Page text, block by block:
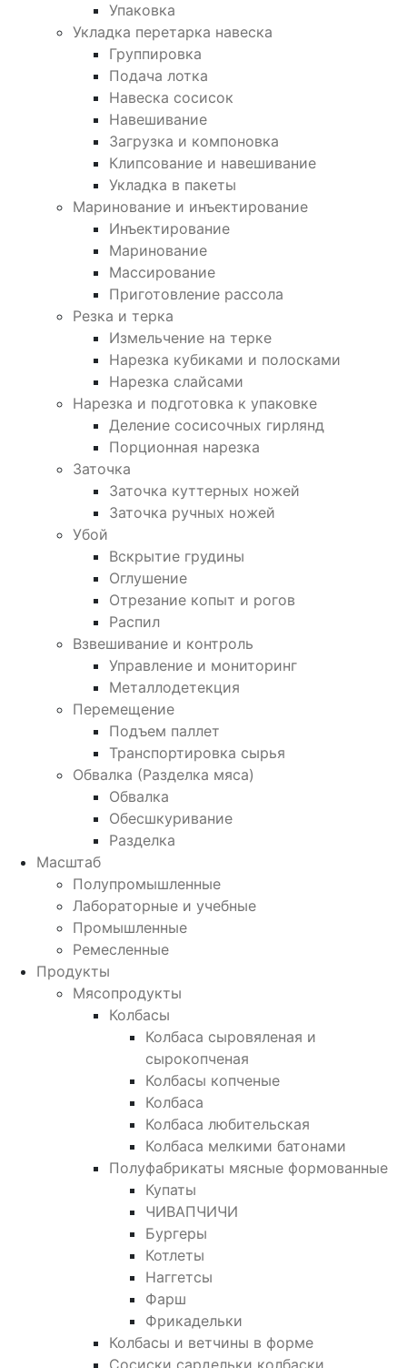
Упаковка
Укладка перетарка навеска
Группировка
Подача лотка
Навеска сосисок
Навешивание
Загрузка и компоновка
Клипсование и навешивание
Укладка в пакеты
Маринование и инъектирование
Инъектирование
Маринование
Массирование
Приготовление рассола
Резка и терка
Измельчение на терке
Нарезка кубиками и полосками
Нарезка слайсами
Нарезка и подготовка к упаковке
Деление сосисочных гирлянд
Порционная нарезка
Заточка
Заточка куттерных ножей
Заточка ручных ножей
Убой
Вскрытие грудины
Оглушение
Отрезание копыт и рогов
Распил
Взвешивание и контроль
Управление и мониторинг
Металлодетекция
Перемещение
Подъем паллет
Транспортировка сырья
Обвалка (Разделка мяса)
Обвалка
Обесшкуривание
Разделка
Масштаб
Полупромышленные
Лабораторные и учебные
Промышленные
Ремесленные
Продукты
Мясопродукты
Колбасы
Колбаса сыровяленая и
сырокопченая
Колбасы копченые
Колбаса
Колбаса любительская
Колбаса мелкими батонами
Полуфабрикаты мясные формованные
Купаты
ЧИВАПЧИЧИ
Бургеры
Котлеты
Наггетсы
Фарш
Фрикадельки
Колбасы и ветчины в форме